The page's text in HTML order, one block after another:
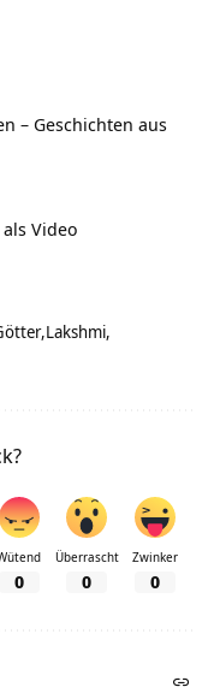
– Geschichten aus
Video
Lakshmi
0
Überrascht
0
Zwinker
0